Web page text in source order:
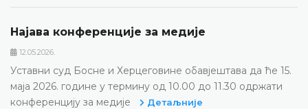
Најава конференције за медије
12.05.2026.
Уставни суд Босне и Херцеговине обавјештава да ће 15.
маја 2026. године у термину од 10.00 до 11.30 одржати
конференцију за медије
Детаљније